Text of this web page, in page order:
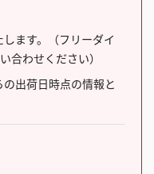
ます。（フリーダイ
合わせください）
出荷日時点の情報と